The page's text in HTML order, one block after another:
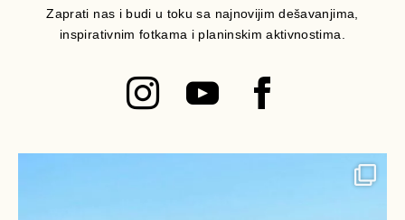
Zaprati nas i budi u toku sa najnovijim dešavanjima,
inspirativnim fotkama i planinskim aktivnostima.